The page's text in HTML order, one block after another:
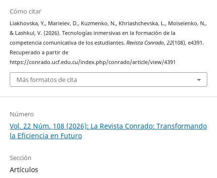
Cómo citar
Liakhovska, Y., Marieiev, D., Kuzmenko, N., Khriashchevska, L., Moiseienko, N.,
& Lashkul, V. (2026). Tecnologías inmersivas en la formación de la
competencia comunicativa de los estudiantes. Revista Conrado, 22(108), e4391.
Recuperado a partir de
https://conrado.ucf.edu.cu/index.php/conrado/article/view/4391
Más formatos de cita
Número
Vol. 22 Núm. 108 (2026): La Revista Conrado: Transformando
la Eficiencia en Futuro
Sección
Artículos